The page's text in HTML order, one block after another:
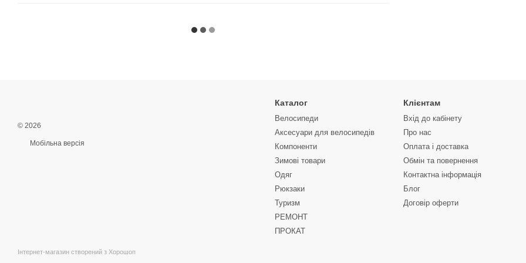
© 2026
Мобільна версія
Інтернет-магазин створений з Хорошоп
Каталог
Велосипеди
Аксесуари для велосипедів
Компоненти
Зимові товари
Одяг
Рюкзаки
Туризм
РЕМОНТ
ПРОКАТ
Клієнтам
Вхід до кабінету
Про нас
Оплата і доставка
Обмін та повернення
Контактна інформація
Блог
Договір оферти